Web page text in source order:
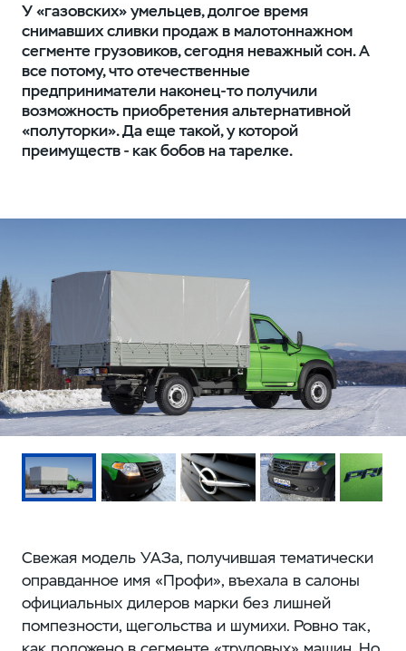
У «газовских» умельцев, долгое время
снимавших сливки продаж в малотоннажном
сегменте грузовиков, сегодня неважный сон. А
все потому, что отечественные
предприниматели наконец-то получили
возможность приобретения альтернативной
«полуторки». Да еще такой, у которой
преимуществ - как бобов на тарелке.
Свежая модель УАЗа, получившая тематически
оправданное имя «Профи», въехала в салоны
официальных дилеров марки без лишней
помпезности, щегольства и шумихи. Ровно так,